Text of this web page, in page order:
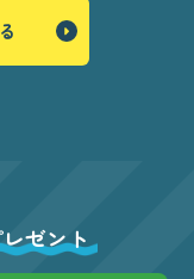
ゼント